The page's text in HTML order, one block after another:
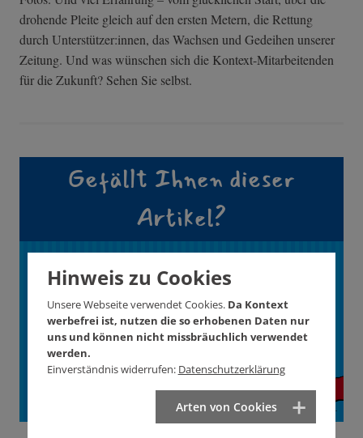
drohende Pleite gleich auf den ersten Metern, die Rettung
durch Unterstützer:innen, das Wachsen und Gedeihen unserer
Zeitung. Und was wünschen sich die Kontext-Mitarbeitenden
für die Zukunft? Sehen Sie selbst.
Gefällt Ihnen dieser
Artikel?
Unterstützen Sie
KONTEXT!
Wie? Hier! Jetzt!
Hinweis zu Cookies
Unsere Webseite verwendet Cookies. Da Kontext
werbefrei ist, nutzen die so erhobenen Daten nur
uns und können nicht missbräuchlich verwendet
werden.
Einverständnis widerrufen: Datenschutzerklärung
Arten von Cookies